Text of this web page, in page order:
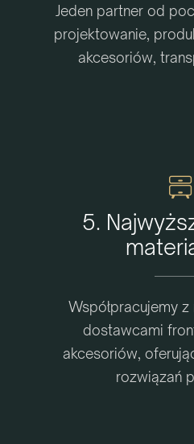
Jeden partner od
projektowanie,
akcesoriów,
5.
Współpracujemy
dostawcami
akcesoriów,
rozwiązań